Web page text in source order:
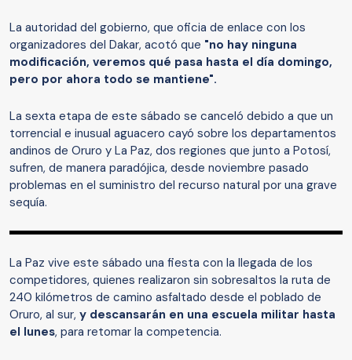
La autoridad del gobierno, que oficia de enlace con los
organizadores del Dakar, acotó que "no hay ninguna
modificación, veremos qué pasa hasta el día domingo,
pero por ahora todo se mantiene".
La sexta etapa de este sábado se canceló debido a que un
torrencial e inusual aguacero cayó sobre los departamentos
andinos de Oruro y La Paz, dos regiones que junto a Potosí,
sufren, de manera paradójica, desde noviembre pasado
problemas en el suministro del recurso natural por una grave
sequía.
La Paz vive este sábado una fiesta con la llegada de los
competidores, quienes realizaron sin sobresaltos la ruta de
240 kilómetros de camino asfaltado desde el poblado de
Oruro, al sur, y descansarán en una escuela militar hasta
el lunes, para retomar la competencia.